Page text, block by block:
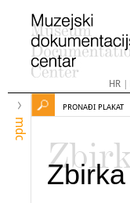
HR|
mdc
PRONAĐI PLAKAT